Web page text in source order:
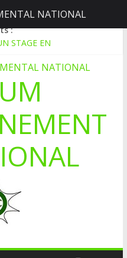
2026
:
STAGE EN
: Benbere montre la voie
de catastrophe nationale
à la protection de
handicapées lutte contre
NATIONAL